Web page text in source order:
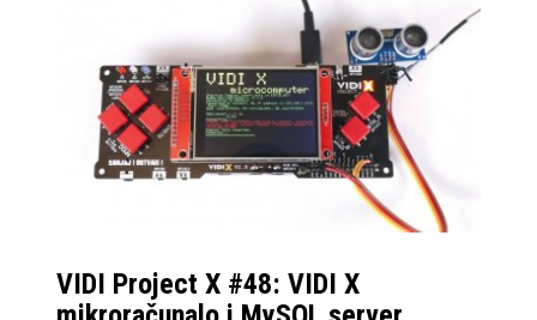
VIDI Project X #48: VIDI X